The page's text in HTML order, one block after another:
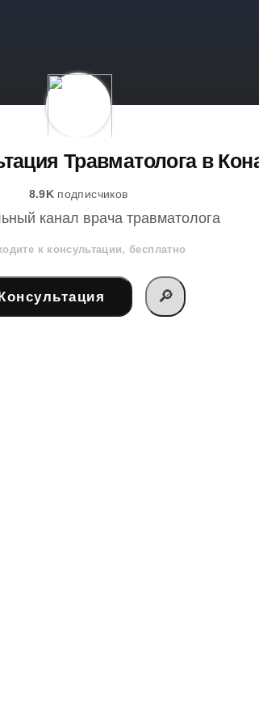
Травматолога в
8.9K подписчиков
канал врача травматолога
к консультации, бесплатно
🔎